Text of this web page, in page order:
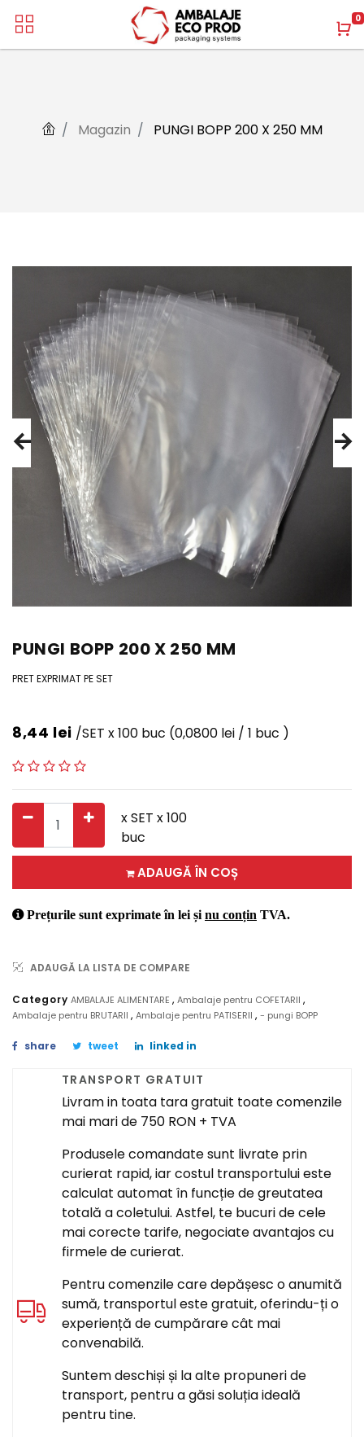
0
Magazin PUNGI BOPP 200 X 250 MM
PUNGI BOPP 200 X 250 MM
PRET EXPRIMAT PE SET
8,44 lei /SET x 100 buc (0,0800 lei / 1 buc )
x SET x 100
buc
ADAUGĂ ÎN COȘ
Prețurile sunt exprimate în lei și nu conțin TVA.
ADAUGĂ LA LISTA DE COMPARE
CategoryAMBALAJE ALIMENTARE,Ambalaje pentru COFETARII,
Ambalaje pentru BRUTARII , Ambalaje pentru PATISERII , - pungi BOPP
share tweet linked in
TRANSPORT GRATUIT
Livram in toata tara gratuit toate comenzile
mai mari de 750 RON + TVA
Produsele comandate sunt livrate prin
curierat rapid, iar costul transportului este
calculat automat în funcție de greutatea
totală a coletului. Astfel, te bucuri de cele
mai corecte tarife, negociate avantajos cu
firmele de curierat.
Pentru comenzile care depășesc o anumită
sumă, transportul este gratuit, oferindu-ți o
experiență de cumpărare cât mai
convenabilă.
Suntem deschiși și la alte propuneri de
transport, pentru a găsi soluția ideală
pentru tine.